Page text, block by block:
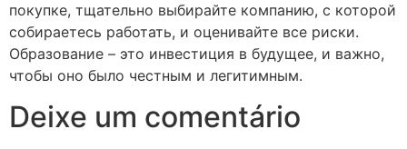
покупке, тщательно выбирайте компанию, с которой
собираетесь работать, и оценивайте все риски.
Образование – это инвестиция в будущее, и важно,
чтобы оно было честным и легитимным.
Deixe um comentário